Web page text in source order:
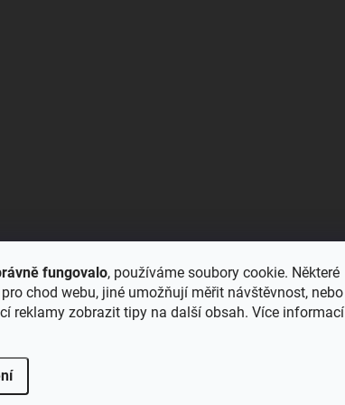
fungovalo, používáme soubory cookie. Některé
chod webu, jiné umožňují měřit návštěvnost, nebo
reklamy zobrazit tipy na další obsah. Více informací